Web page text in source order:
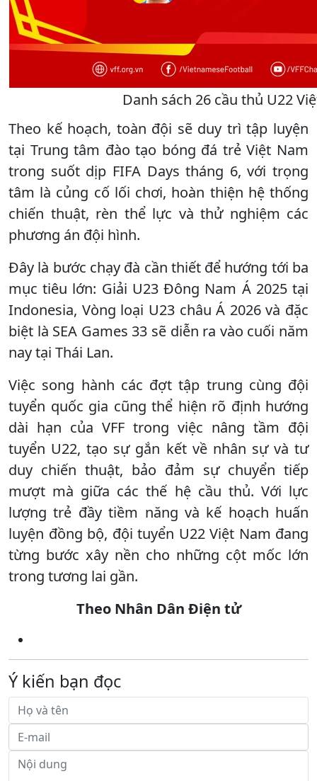
Danh sách 26 cầu thủ U22
Theo kế hoạch, toàn đội sẽ duy trì tập luyện
tại Trung tâm đào tạo bóng đá trẻ Việt Nam
trong suốt dịp FIFA Days tháng 6, với trọng
tâm là củng cố lối chơi, hoàn thiện hệ thống
chiến thuật, rèn thể lực và thử nghiệm các
phương án đội hình.
Đây là bước chạy đà cần thiết để hướng tới ba
mục tiêu lớn: Giải U23 Đông Nam Á 2025 tại
Indonesia, Vòng loại U23 châu Á 2026 và đặc
biệt là SEA Games 33 sẽ diễn ra vào cuối năm
nay tại Thái Lan.
Việc song hành các đợt tập trung cùng đội
tuyển quốc gia cũng thể hiện rõ định hướng
dài hạn của VFF trong việc nâng tầm đội
tuyển U22, tạo sự gắn kết về nhân sự và tư
duy chiến thuật, bảo đảm sự chuyển tiếp
mượt mà giữa các thế hệ cầu thủ. Với lực
lượng trẻ đầy tiềm năng và kế hoạch huấn
luyện đồng bộ, đội tuyển U22 Việt Nam đang
từng bước xây nền cho những cột mốc lớn
trong tương lai gần.
Theo Nhân Dân Điện tử
Ý kiến bạn đọc